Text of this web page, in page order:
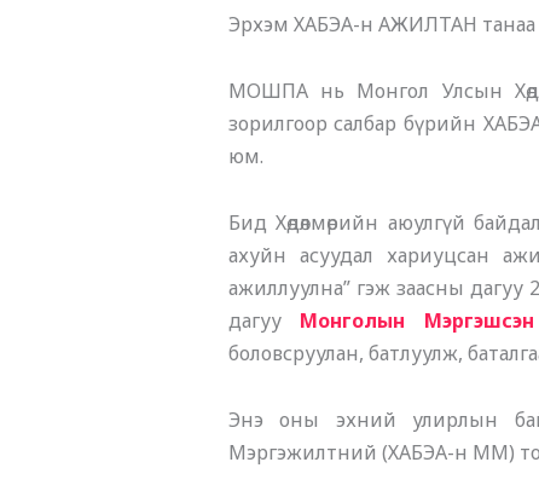
Эрхэм ХАБЭА-н АЖИЛТАН танаа
МОШПА нь Монгол Улсын
зорилгоор салбар бүрийн
юм.
Бид Хөдөлмөрийн аюулгүй
ахуйн асуудал хариуцсан
ажиллуулна” гэж заасны
дагуу Монголын
боловсруулан, батлуулж,
Энэ оны эхний улирлын
Мэргэжилтний (ХАБЭА-н ММ)